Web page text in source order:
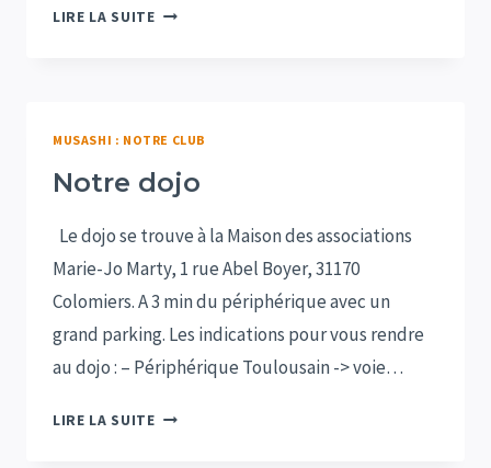
LIRE LA SUITEASSEMBLÉE
JEUDI
10
MARS
MUSASHI : NOTRE CLUB
Notre dojo
Le dojo se trouve à la Maison des associations
Marie-Jo Marty, 1 rue Abel Boyer, 31170
Colomiers. A 3 min du périphérique avec un
grand parking. Les indications pour vous rendre
au dojo : – Périphérique Toulousain -> voie…
LIRE LA SUITENOTRE